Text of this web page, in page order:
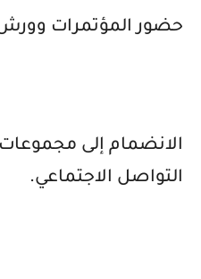
حضور المؤتمرات
الانضمام إلى
التواصل الاجتماعي.